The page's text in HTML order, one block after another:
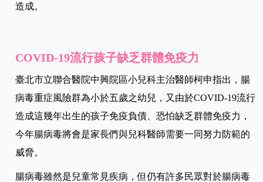
造成。
COVID-19流行孩子缺乏群體免疫力
臺北市立聯合醫院中興院區小兒科主治醫師柯申指出，腸
病毒重症風險群為小於五歲之幼兒，又由於COVID-19流行
造成這幾年出生的孩子免疫負債、恐怕缺乏群體免疫力，
今年腸病毒將會是家長們與兒科醫師需要一同努力防範的
威脅。
腸病毒雖然是兒童常見疾病，但仍有許多民眾對於腸病毒